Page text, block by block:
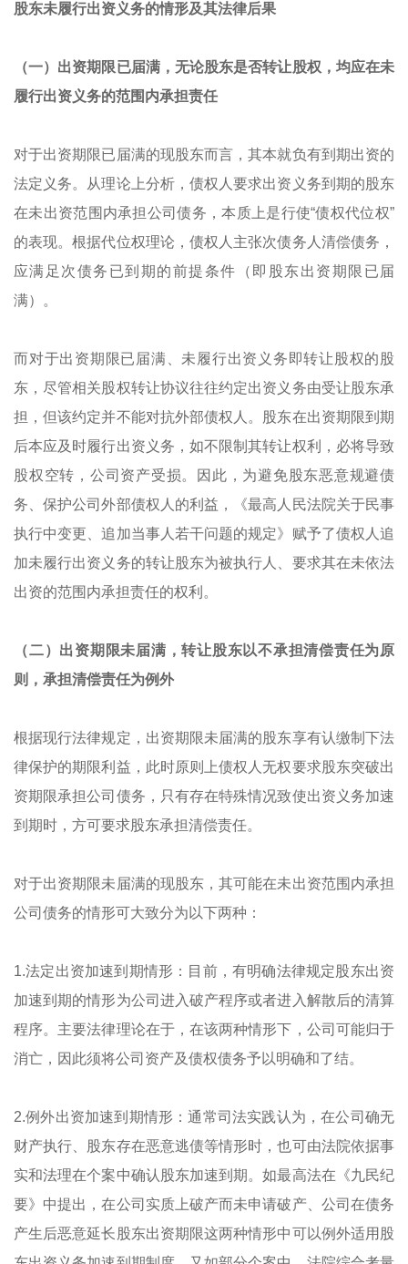
股东未履行出资义务的情形及其法律后果
（一）出资期限已届满，无论股东是否转让股权，均应在未
履行出资义务的范围内承担责任
对于出资期限已届满的现股东而言，其本就负有到期出资的
法定义务。从理论上分析，债权人要求出资义务到期的股东
在未出资范围内承担公司债务，本质上是行使“债权代位权”
的表现。根据代位权理论，债权人主张次债务人清偿债务，
应满足次债务已到期的前提条件（即股东出资期限已届
满）。
而对于出资期限已届满、未履行出资义务即转让股权的股
东，尽管相关股权转让协议往往约定出资义务由受让股东承
担，但该约定并不能对抗外部债权人。股东在出资期限到期
后本应及时履行出资义务，如不限制其转让权利，必将导致
股权空转，公司资产受损。因此，为避免股东恶意规避债
务、保护公司外部债权人的利益，《最高人民法院关于民事
执行中变更、追加当事人若干问题的规定》赋予了债权人追
加未履行出资义务的转让股东为被执行人、要求其在未依法
出资的范围内承担责任的权利。
（二）出资期限未届满，转让股东以不承担清偿责任为原
则，承担清偿责任为例外
根据现行法律规定，出资期限未届满的股东享有认缴制下法
律保护的期限利益，此时原则上债权人无权要求股东突破出
资期限承担公司债务，只有存在特殊情况致使出资义务加速
到期时，方可要求股东承担清偿责任。
对于出资期限未届满的现股东，其可能在未出资范围内承担
公司债务的情形可大致分为以下两种：
1.法定出资加速到期情形：目前，有明确法律规定股东出资
加速到期的情形为公司进入破产程序或者进入解散后的清算
程序。主要法律理论在于，在该两种情形下，公司可能归于
消亡，因此须将公司资产及债权债务予以明确和了结。
2.例外出资加速到期情形：通常司法实践认为，在公司确无
财产执行、股东存在恶意逃债等情形时，也可由法院依据事
实和法理在个案中确认股东加速到期。如最高法在《九民纪
要》中提出，在公司实质上破产而未申请破产、公司在债务
产生后恶意延长股东出资期限这两种情形中可以例外适用股